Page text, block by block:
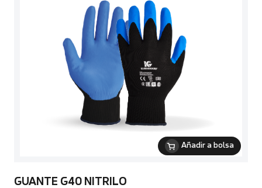
Añadir a bolsa
GUANTE G40 NITRILO